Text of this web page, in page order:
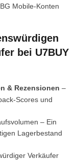
Mobile-Konten
bei U7BUY
& Rezensionen –
Scores und
– Ein
Lagerbestand
Verkäufer